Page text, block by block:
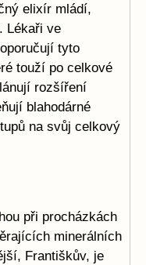
elixír mládí,
Lékaři ve
tyto
touží po celkové
rozšíření
blahodárné
na svůj celkový
při procházkách
minerálních
Františkův, je